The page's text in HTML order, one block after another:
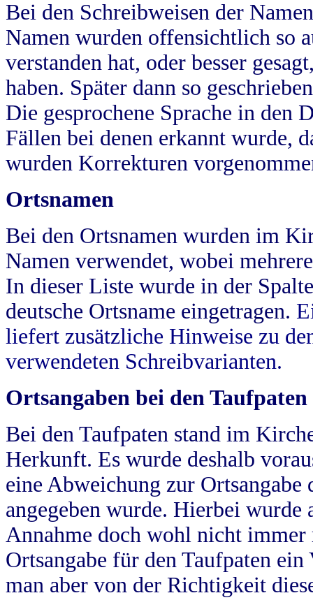
Bei den Schreibweisen der
Namen wurden offensichtlich so
verstanden hat, oder besser
haben. Später dann so
Die gesprochene Sprache in
Fällen bei denen erkannt wurde,
wurden Korrekturen
Ortsnamen
Bei den Ortsnamen wurden im
Namen verwendet, wobei
In dieser Liste wurde in der
deutsche Ortsname eingetragen.
liefert zusätzliche Hinweise zu
verwendeten Schreibvarianten.
Ortsangaben bei den Taufpaten
Bei den Taufpaten stand im
Herkunft. Es wurde deshalb
eine Abweichung zur
angegeben wurde. Hierbei wurde
Annahme doch wohl nicht
Ortsangabe für den Taufpaten
man aber von der Richtigkeit